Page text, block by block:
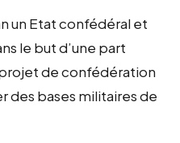
un Etat confédéral et
le but d’une part
projet de confédération
des bases militaires de